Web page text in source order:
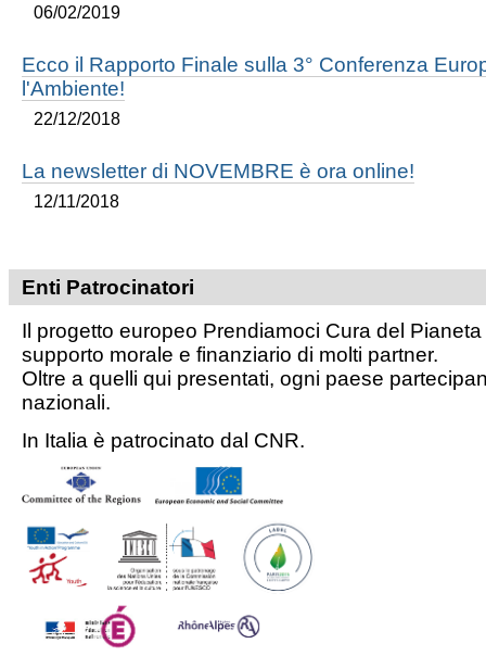
06/02/2019
Ecco il Rapporto Finale sulla 3° Conferenza
l'Ambiente!
22/12/2018
La newsletter di NOVEMBRE è ora online!
12/11/2018
Enti Patrocinatori
Il progetto europeo Prendiamoci Cura del
supporto morale e finanziario di molti partner.
Oltre a quelli qui presentati, ogni paese
nazionali.
In Italia è patrocinato dal CNR.